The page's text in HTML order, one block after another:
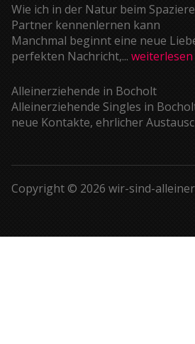
Wie ich in der Natur beim
Partner kennenlernen kann
Manchmal beginnt eine neue
perfekten Nachricht,... weiterlesen
Alleinerziehende in Bocholt
Alleinerziehende Singles in
neue Kontakte, ehrlicher
Copyright © 2026 wir-sind-